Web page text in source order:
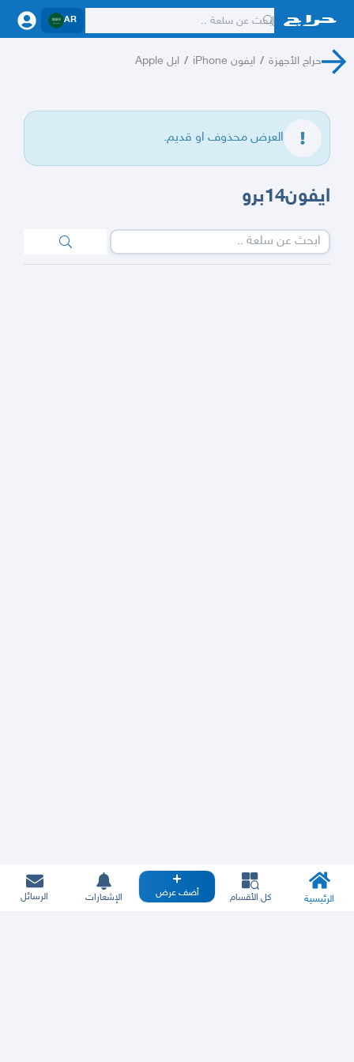
AR
حراج الأجهزة / ايفون iPhone / ابل Apple
العرض محذوف او قديم.
ايفون14برو
الرئيسية كل الأقسام أضف عرض الإشعارات الرسائل